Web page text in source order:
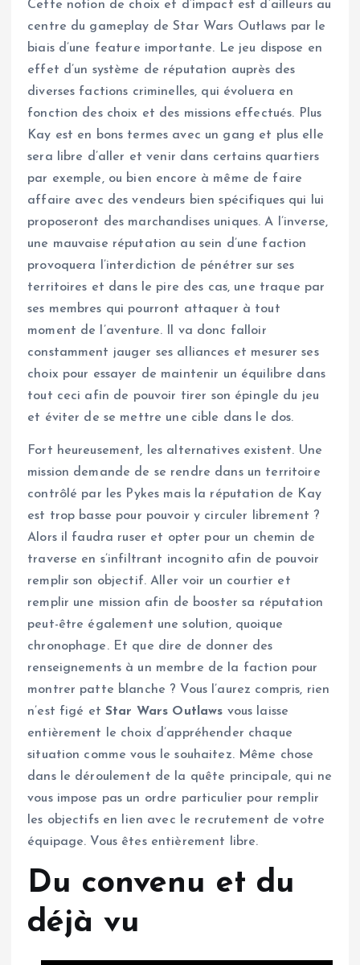
Cette notion de choix et d’impact est d’ailleurs au
centre du gameplay de Star Wars Outlaws par le
biais d’une feature importante. Le jeu dispose en
effet d’un système de réputation auprès des
diverses factions criminelles, qui évoluera en
fonction des choix et des missions effectués. Plus
Kay est en bons termes avec un gang et plus elle
sera libre d’aller et venir dans certains quartiers
par exemple, ou bien encore à même de faire
affaire avec des vendeurs bien spécifiques qui lui
proposeront des marchandises uniques. A l’inverse,
une mauvaise réputation au sein d’une faction
provoquera l’interdiction de pénétrer sur ses
territoires et dans le pire des cas, une traque par
ses membres qui pourront attaquer à tout
moment de l’aventure. Il va donc falloir
constamment jauger ses alliances et mesurer ses
choix pour essayer de maintenir un équilibre dans
tout ceci afin de pouvoir tirer son épingle du jeu
et éviter de se mettre une cible dans le dos.
Fort heureusement, les alternatives existent. Une
mission demande de se rendre dans un territoire
contrôlé par les Pykes mais la réputation de Kay
est trop basse pour pouvoir y circuler librement ?
Alors il faudra ruser et opter pour un chemin de
traverse en s’infiltrant incognito afin de pouvoir
remplir son objectif. Aller voir un courtier et
remplir une mission afin de booster sa réputation
peut-être également une solution, quoique
chronophage. Et que dire de donner des
renseignements à un membre de la faction pour
montrer patte blanche ? Vous l’aurez compris, rien
n’est figé etStar Wars Outlaws vous laisse
entièrement le choix d’appréhender chaque
situation comme vous le souhaitez. Même chose
dans le déroulement de la quête principale, qui ne
vous impose pas un ordre particulier pour remplir
les objectifs en lien avec le recrutement de votre
équipage. Vous êtes entièrement libre.
Du convenu et du
déjà vu